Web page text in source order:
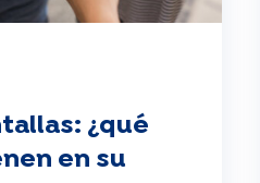
¿qué
en su